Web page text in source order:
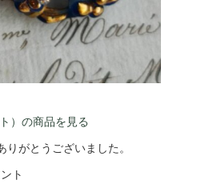
）の商品を見る
がとうございました。
ト